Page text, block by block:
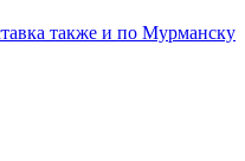
также и по Мурманску